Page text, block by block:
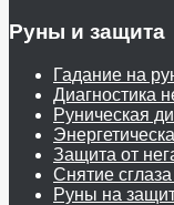
Руны и защита
Гадание на
Диагностика
Руническая
Защита от
Снятие
Руны на